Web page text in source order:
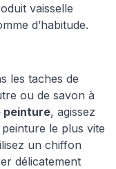
vaisselle
d’habitude.
les taches de
ou de savon à
peinture, agissez
le plus vite
un chiffon
délicatement